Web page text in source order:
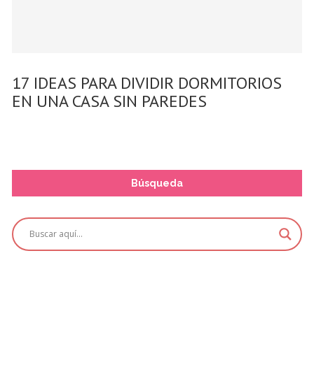
17 IDEAS PARA DIVIDIR DORMITORIOS
EN UNA CASA SIN PAREDES
Búsqueda